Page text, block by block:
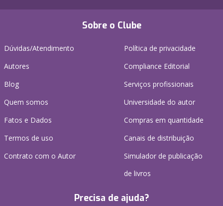
Sobre o Clube
Dúvidas/Atendimento
Autores
Blog
Quem somos
Fatos e Dados
Termos de uso
Contrato com o Autor
Política de privacidade
Compliance Editorial
Serviços profissionais
Universidade do autor
Compras em quantidade
Canais de distribuição
Simulador de publicação
de livros
Precisa de ajuda?